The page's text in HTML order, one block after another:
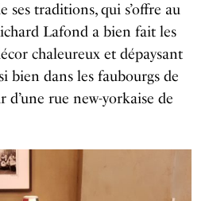
ses traditions, qui s’offre au
Lafond a bien fait les
chaleureux et dépaysant
bien dans les faubourgs de
d’une rue new-yorkaise de